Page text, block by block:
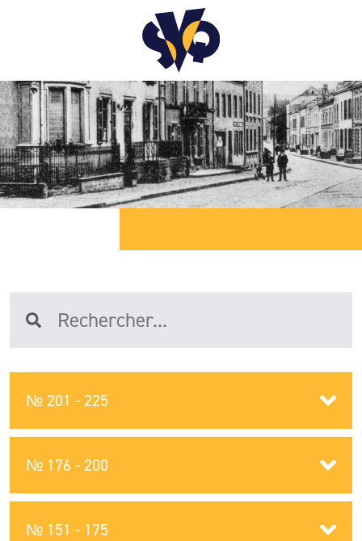
№ 151 - 175
№ 176 - 200
№ 201 - 225